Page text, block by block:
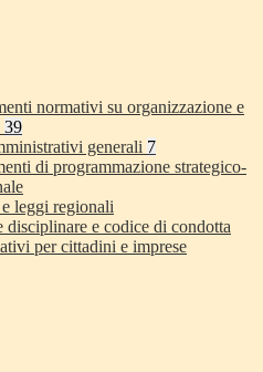
normativi su organizzazione e
39
generali 7
di programmazione strategico-
leggi regionali
disciplinare e codice di condotta
per cittadini e imprese